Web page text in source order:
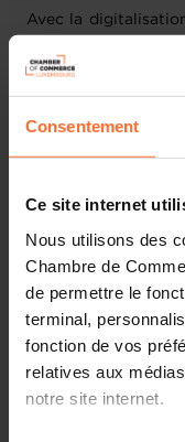
Consentement
Ce site internet
Nous utilisons des
Chambre de
de permettre le
terminal,
fonction de vos
relatives aux
notre site internet.
Avec la
problématique
alors qu’une
Plan de la session :
Le télétravail
Les aspects
Les aspects
Les